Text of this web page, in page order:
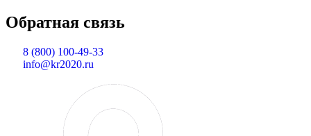
Обратная связь
8 (800) 100-49-33
info@kr2020.ru